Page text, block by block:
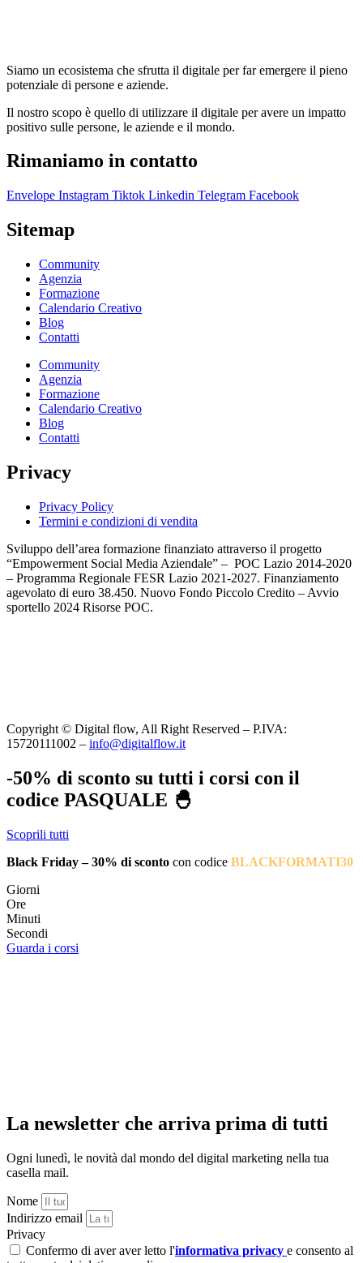
Siamo un ecosistema che sfrutta il digitale per far emergere il pieno
potenziale di persone e aziende.
Il nostro scopo è quello di utilizzare il digitale per avere un impatto
positivo sulle persone, le aziende e il mondo.
Rimaniamo in contatto
Envelope Instagram Tiktok Linkedin Telegram Facebook
Sitemap
Community
Agenzia
Formazione
Calendario Creativo
Blog
Contatti
Community
Agenzia
Formazione
Calendario Creativo
Blog
Contatti
Privacy
Privacy Policy
Termini e condizioni di vendita
Sviluppo dell’area formazione finanziato attraverso il progetto
“Empowerment Social Media Aziendale” – POC Lazio 2014-2020
– Programma Regionale FESR Lazio 2021-2027. Finanziamento
agevolato di euro 38.450. Nuovo Fondo Piccolo Credito – Avvio
sportello 2024 Risorse POC.
Copyright © Digital flow, All Right Reserved – P.IVA:
15720111002 – info@digitalflow.it
-50% di sconto su tutti i corsi con il
codice PASQUALE 🐣
Scoprili tutti
Black Friday – 30% di sconto con codice BLACKFORMATI30
Giorni
Ore
Minuti
Secondi
Guarda i corsi
La newsletter che arriva prima di tutti
Ogni lunedì, le novità dal mondo del digital marketing nella tua
casella mail.
Nome
Indirizzo email
Privacy
Confermo di aver aver letto l'informativa privacy e consento al